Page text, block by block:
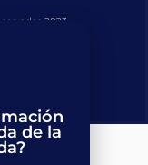
n
k
e
2023
de la